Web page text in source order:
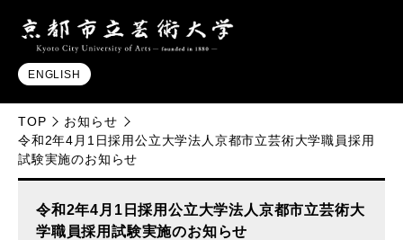
ENGLISH
TOP
お知らせ
令和2年4月1日採用公立大学法人京都市立芸術大学職員採用
試験実施のお知らせ
令和2年4月1日採用公立大学法人京都市立芸術大
学職員採用試験実施のお知らせ